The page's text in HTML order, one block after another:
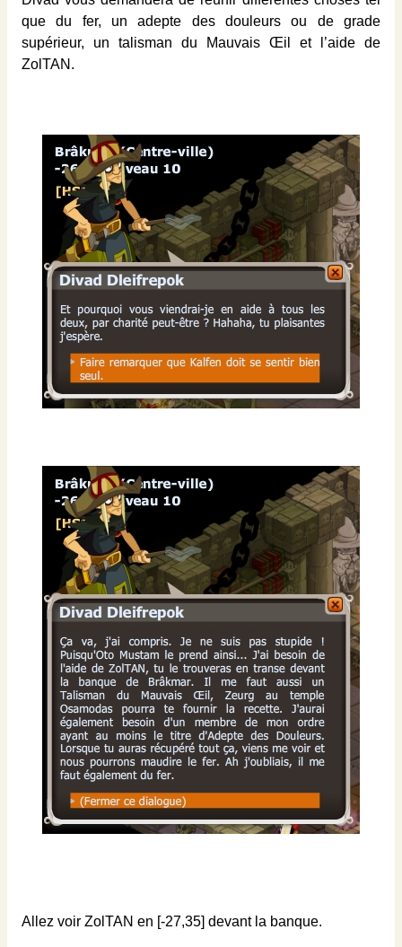
que du fer, un adepte des douleurs ou de grade
supérieur, un talisman du Mauvais Œil et l’aide de
ZolTAN.
Allez voir ZolTAN en [-27,35] devant la banque.